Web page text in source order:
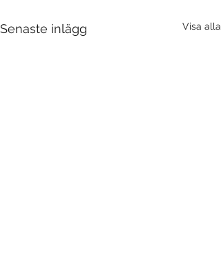
Senaste inlägg Visa alla